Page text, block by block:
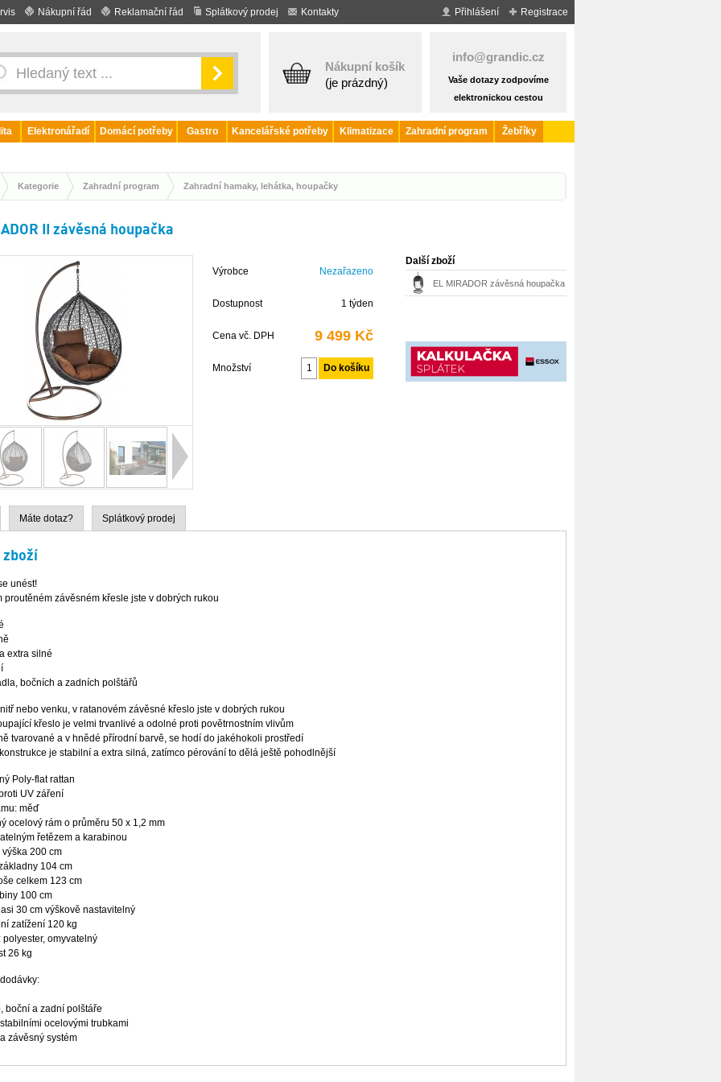
Nákupní řád Reklamační řád Splátkový prodej Kontakty Registrace
Přihlášení
Nákupní košík
(je prázdný)
info@grandic.cz
Vaše dotazy zodpovíme
elektronickou cestou
Elektronářadí Domácí potřeby Gastro Kancelářské potřeby Klimatizace Zahradní program
Žebříky
Kategorie Zahradní program Zahradní hamaky, lehátka, houpačky
II závěsná houpačka
Výrobce Nezařazeno
Dostupnost 1 týden
Cena vč. DPH 9 499 Kč
Množství
Další zboží
EL MIRADOR závěsná houpačka
Máte dotaz? Splátkový prodej
zboží
unést!
proutěném závěsném křesle jste v dobrých rukou
extra silné
bočních a zadních polštářů
nebo venku, v ratanovém závěsné křeslo jste v dobrých rukou
křeslo je velmi trvanlivé a odolné proti povětrnostním vlivům
tvarované a v hnědé přírodní barvě, se hodí do jakéhokoli prostředí
je stabilní a extra silná, zatímco pérování to dělá ještě pohodlnější
Poly-flat rattan
UV záření
měď
ocelový rám o průměru 50 x 1,2 mm
řetězem a karabinou
200 cm
104 cm
celkem 123 cm
100 cm
30 cm výškově nastavitelný
zatížení 120 kg
polyester, omyvatelný
26 kg
boční a zadní polštáře
ocelovými trubkami
závěsný systém